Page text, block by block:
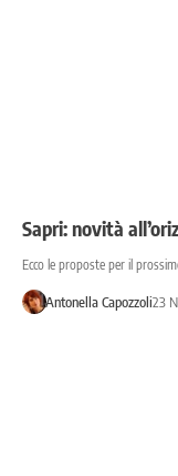
Sapri: novità
Ecco le proposte per il
Antonella Capozzoli23